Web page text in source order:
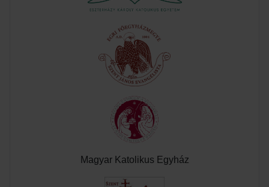
Magyar Katolikus Egyház